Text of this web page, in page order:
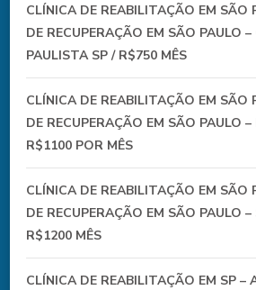
CLÍNICA DE REABILITAÇÃO EM SÃO
DE RECUPERAÇÃO EM SÃO PAULO
PAULISTA SP / R$750 MÊS
CLÍNICA DE REABILITAÇÃO EM SÃO
DE RECUPERAÇÃO EM SÃO PAULO
R$1100 POR MÊS
CLÍNICA DE REABILITAÇÃO EM SÃO
DE RECUPERAÇÃO EM SÃO PAULO
R$1200 MÊS
CLÍNICA DE REABILITAÇÃO EM SP –